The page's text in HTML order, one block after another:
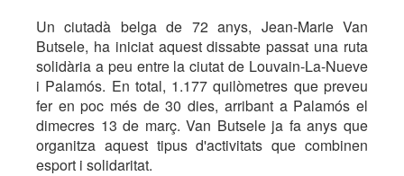
Un ciutadà belga de 72 anys, Jean-Marie Van
Butsele, ha iniciat aquest dissabte passat una ruta
solidària a peu entre la ciutat de Louvain-La-Nueve
i Palamós. En total, 1.177 quilòmetres que preveu
fer en poc més de 30 dies, arribant a Palamós el
dimecres 13 de març. Van Butsele ja fa anys que
organitza aquest tipus d'activitats que combinen
esport i solidaritat.